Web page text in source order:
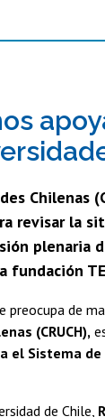
Alimentos
Chilenas
revisar la
preocupa de
(CRUCH),
el Sistema
de Chile,